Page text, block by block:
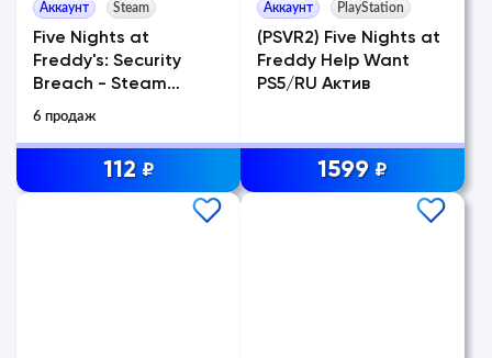
Аккаунт Steam
Five Nights at
Freddy's: Security
Breach - Steam
Access
6 продаж
112 ₽
Аккаунт PlayStation
(PSVR2) Five Nights at
Freddy Help Want
PS5/RU Актив
1599 ₽